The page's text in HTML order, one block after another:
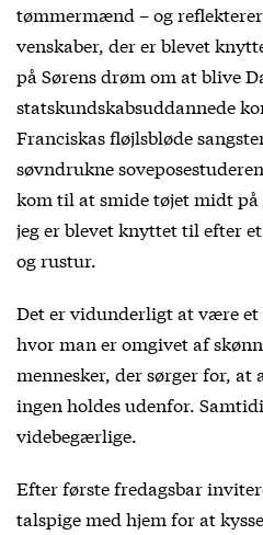
tømmermænd – og
venskaber, der er blevet
på Sørens drøm om at blive
statskundskabsuddannede
Franciskas fløjlsbløde
søvndrukne
kom til at smide tøjet midt på
jeg er blevet knyttet til efter
og rustur.
Det er vidunderligt at være et
hvor man er omgivet af
mennesker, der sørger for,
ingen holdes udenfor.
videbegærlige.
Efter første fredagsbar
talspige med hjem for at